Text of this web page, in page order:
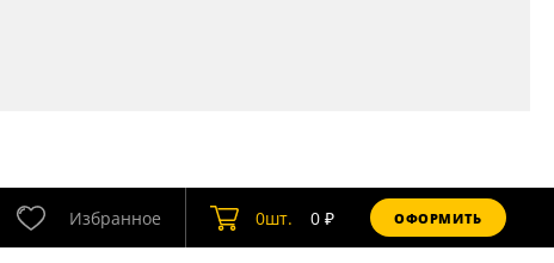
Избранное 0шт. 0₽ ОФОРМИТЬ